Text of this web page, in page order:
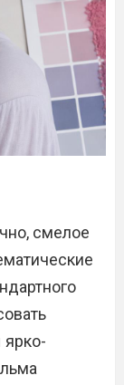
смелое
ярко-